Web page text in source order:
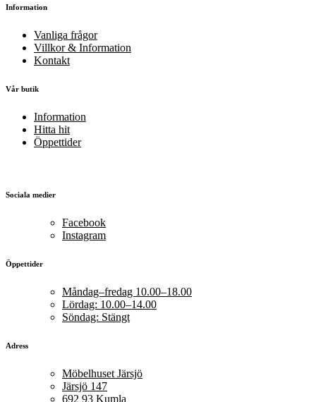
Information
Vanliga frågor
Villkor & Information
Kontakt
Vår butik
Information
Hitta hit
Öppettider
Sociala medier
Facebook
Instagram
Öppettider
Måndag–fredag 10.00–18.00
Lördag: 10.00–14.00
Söndag: Stängt
Adress
Möbelhuset Järsjö
Järsjö 147
692 93 Kumla